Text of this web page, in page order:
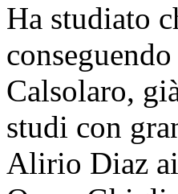
Ha studiato
Calsolaro,
studi con
Alirio Diaz